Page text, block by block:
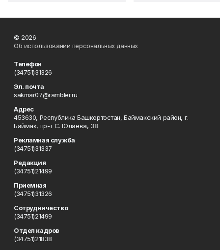
© 2026
Об использовании персональных данных
Телефон
(34751)31326
Эл. почта
sakmar07@rambler.ru
Адрес
453630, Республика Башкортостан, Баймакский район, г.
Баймак, пр-т С. Юлаева, 38
Рекламная служба
(34751)31337
Редакция
(34751)21499
Приемная
(34751)31326
Сотрудничество
(34751)21499
Отдел кадров
(34751)21838